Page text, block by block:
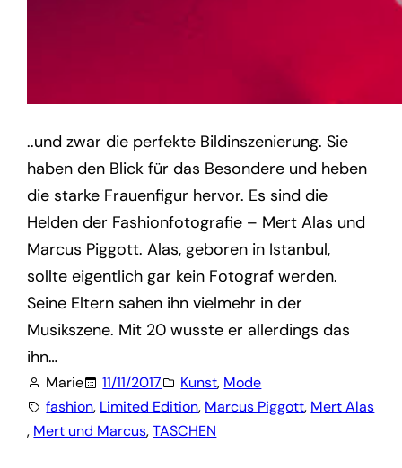
..und zwar die perfekte Bildinszenierung. Sie
haben den Blick für das Besondere und heben
die starke Frauenfigur hervor. Es sind die
Helden der Fashionfotografie – Mert Alas und
Marcus Piggott. Alas, geboren in Istanbul,
sollte eigentlich gar kein Fotograf werden.
Seine Eltern sahen ihn vielmehr in der
Musikszene. Mit 20 wusste er allerdings das
ihn…
Marie 11/11/2017 Kunst, Mode
fashion, Limited Edition, Marcus Piggott, Mert Alas
, Mert und Marcus, TASCHEN